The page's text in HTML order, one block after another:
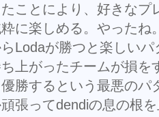
ことにより、好きなプ
に楽しめる。やったね
Lodaが勝つと楽しい
上がったチームが損
勝するという最悪のパ
張ってdendiの息の根